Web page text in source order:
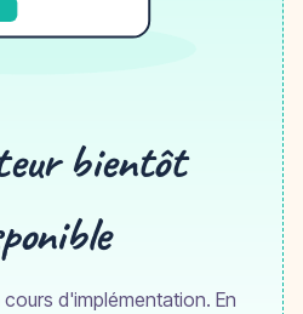
bientôt
d'implémentation. En